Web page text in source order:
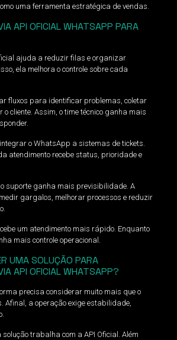
uma ferramenta estratégica de vendas.
API OFICIAL WHATSAPP PARA
ajuda a reduzir filas e organizar
ela melhora o controle sobre cada
fluxos para identificar problemas, coletar
o cliente. Assim, o time técnico ganha mais
o WhatsApp a sistemas de tickets.
atendimento recebe status, prioridade e
o suporte ganha mais previsibilidade. A
gargalos, melhorar processos e reduzir
um atendimento mais rápido. Enquanto
mais controle operacional.
UMA SOLUÇÃO PARA
API OFICIAL WHATSAPP?
precisa considerar muito mais que o
Afinal, a operação exige estabilidade,
solução trabalha com a API Oficial. Além